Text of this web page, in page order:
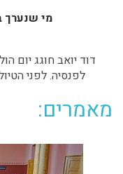
מי שנערך
לפנסיה. לפני הטיול מסביב לעולם, חשוב להיערך נכון
מאמרים: